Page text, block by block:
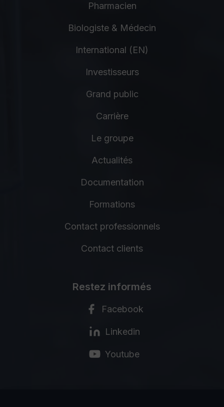
Pharmacien
Biologiste & Médecin
International (EN)
Investisseurs
Grand public
Carrière
Le groupe
Actualités
Documentation
Formations
Contact professionnels
Contact clients
Restez informés
Facebook
Linkedin
Youtube